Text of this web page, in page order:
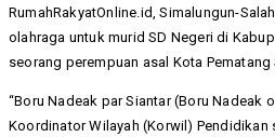
RumahRakyatOnline.id, Simalungun-
olahraga untuk murid SD Negeri di
seorang perempuan asal Kota Pematang
“Boru Nadeak par Siantar (Boru Nadeak
Koordinator Wilayah (Korwil) Pendidikan